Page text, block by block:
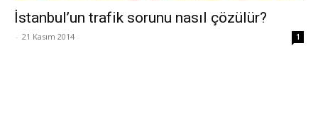
İstanbul’un trafik sorunu nasıl çözülür?
- 21 Kasım 2014 1